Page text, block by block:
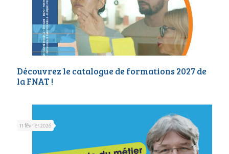
Découvrez le catalogue de formations 2027 de
la FNAT !
11 février 2026